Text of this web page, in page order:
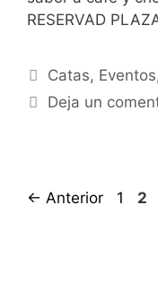
RESERVAD
Categorías
Catas, Eventos
Deja un
← Anterior 1 2